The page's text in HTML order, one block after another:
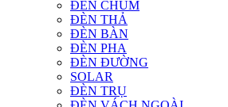
ĐÈN CHÙM
ĐÈN THẢ
ĐÈN BÀN
ĐÈN PHA
ĐÈN ĐƯỜNG
SOLAR
ĐÈN TRỤ